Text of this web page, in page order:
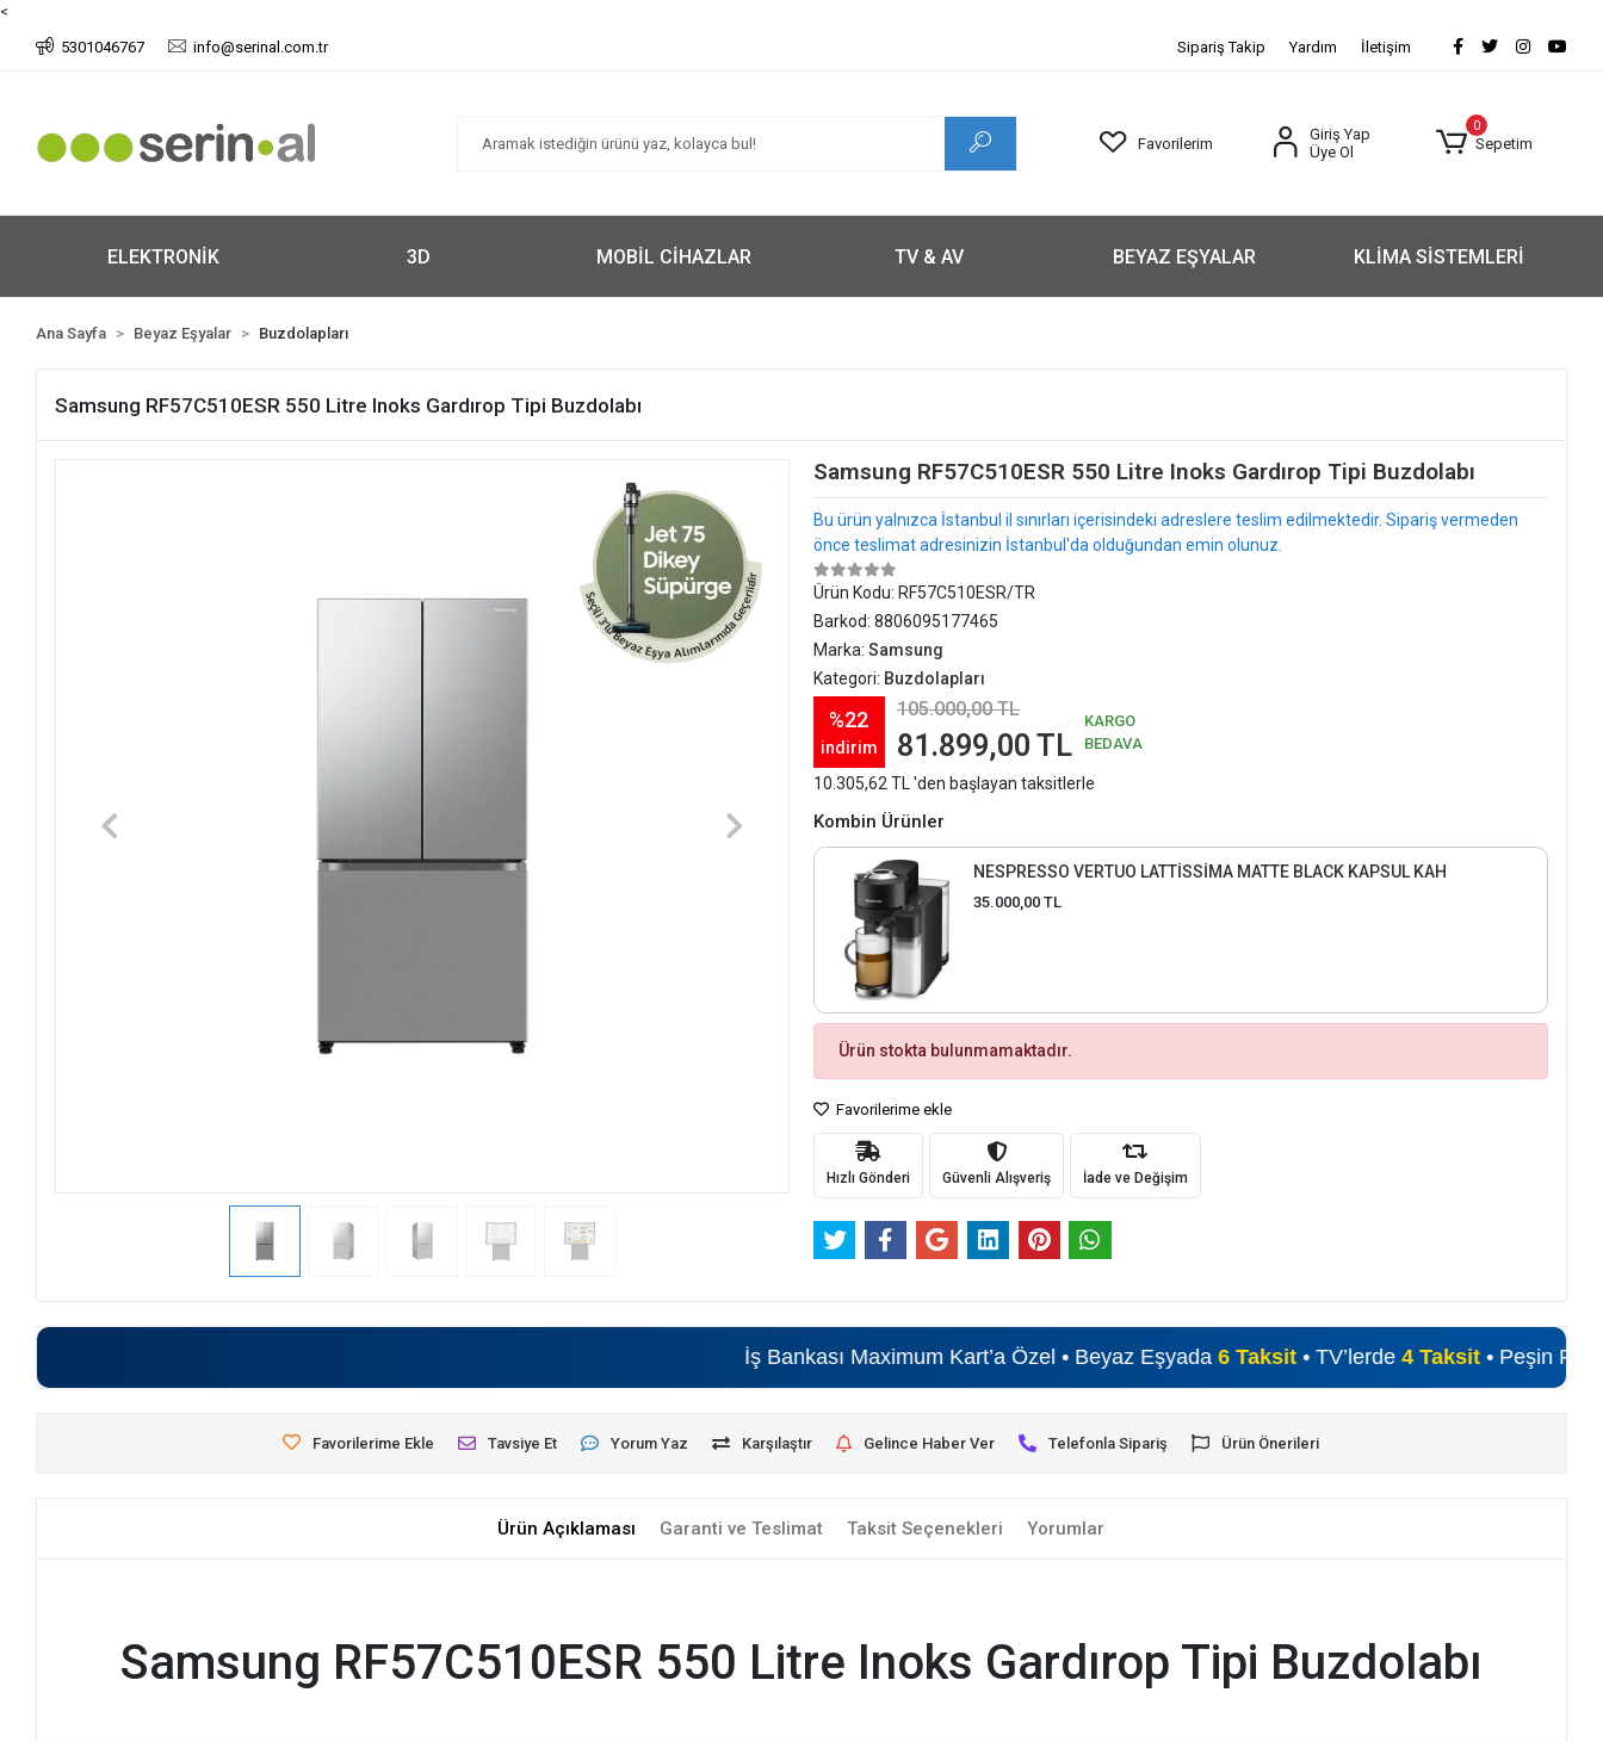
<
5301046767
info@serinal.com.tr Sipariş Takip Yardım İletişim
Favorilerim
Giriş Yap
Üye Ol
0
Sepetim
ELEKTRONİK 3D MOBİL CİHAZLAR TV & AV BEYAZ EŞYALAR KLİMA SİSTEMLERİ
Ana Sayfa Beyaz Eşyalar Buzdolapları
Samsung RF57C510ESR 550 Litre Inoks Gardırop Tipi Buzdolabı
Samsung RF57C510ESR 550 Litre Inoks Gardırop Tipi Buzdolabı
Bu ürün yalnızca İstanbul il sınırları içerisindeki adreslere teslim edilmektedir. Sipariş vermeden
önce teslimat adresinizin İstanbul'da olduğundan emin olunuz.
Ürün Kodu: RF57C510ESR/TR
Barkod: 8806095177465
Marka: Samsung
Kategori: Buzdolapları
%22
indirim
105.000,00 TL
81.899,00 TL
KARGO
BEDAVA
10.305,62 TL 'den başlayan taksitlerle
Kombin Ürünler
NESPRESSO VERTUO LATTİSSİMA MATTE BLACK KAPSUL KAH
35.000,00 TL
Ürün stokta bulunmamaktadır.
Favorilerime ekle
Hızlı Gönderi Güvenli Alışveriş İade ve Değişim
İş Bankası Maximum Kart’a Özel • Beyaz Eşyada6 Taksit• TV’lerde4 Taksit• Peşin Fiyatına
Favorilerime Ekle Tavsiye Et Yorum Yaz Karşılaştır Gelince Haber Ver Telefonla Sipariş Ürün Önerileri
Ürün Açıklaması Garanti ve Teslimat Taksit Seçenekleri Yorumlar
Samsung RF57C510ESR 550 Litre Inoks Gardırop Tipi Buzdolabı